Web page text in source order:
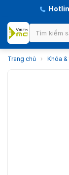
Trang chủ › Khóa